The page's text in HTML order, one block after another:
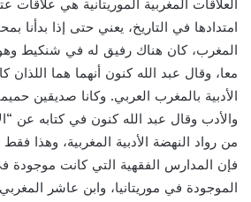
العلاقات المغربية الموريتانية هي علاقات
امتدادها في التاريخ، يعني حتى إذا بدأنا
المغرب، كان هناك رفيق له في شنكيط وهو
معا، وقال عبد الله كنون أنهما هما اللذان
الأدبية بالمغرب العربي. وكانا صديقين
والأدب وقال عبد الله كنون في كتابه عن
من رواد النهضة الأدبية المغربية، وهذا
فإن المدارس الفقهية التي كانت
الموجودة في موريتانيا، وابن عاشر